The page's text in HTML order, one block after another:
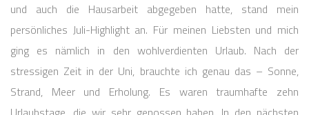
und auch die Hausarbeit abgegeben hatte, stand mein
persönliches Juli-Highlight an. Für meinen Liebsten und mich
ging es nämlich in den wohlverdienten Urlaub. Nach der
stressigen Zeit in der Uni, brauchte ich genau das – Sonne,
Strand, Meer und Erholung. Es waren traumhafte zehn